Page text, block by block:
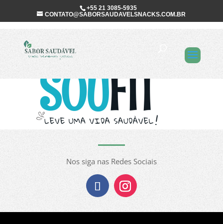
+55 21 3085-5935
CONTATO@SABORSAUDAVELSNACKS.COM.BR
Marca_SouFIT
Nos siga nas Redes Sociais